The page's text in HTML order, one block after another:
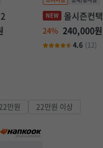
올시즌컨
24% 240,000원
4.6 (12)
만원 22만원 이상